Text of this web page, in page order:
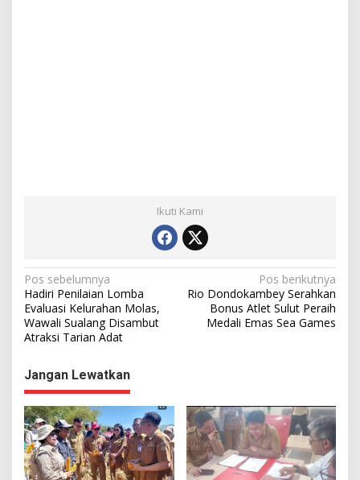
Ikuti Kami
N
a
v
g
a
s
i
p
Pos sebelumnya
Hadiri Penilaian Lomba
Evaluasi Kelurahan Molas,
Wawali Sualang Disambut
Atraksi Tarian Adat
Pos berikutnya
Rio Dondokambey Serahkan
Bonus Atlet Sulut Peraih
Medali Emas Sea Games
Jangan Lewatkan